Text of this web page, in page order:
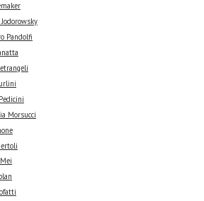
Pandolfi
Morsucci